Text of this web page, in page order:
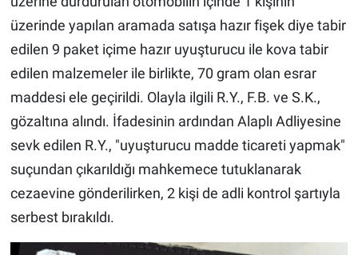
üzerinde yapılan aramada satışa hazır fişek diye tabir
edilen 9 paket içime hazır uyuşturucu ile kova tabir
edilen malzemeler ile birlikte, 70 gram olan esrar
maddesi ele geçirildi. Olayla ilgili R.Y., F.B. ve S.K.,
gözaltına alındı. İfadesinin ardından Alaplı Adliyesine
sevk edilen R.Y., "uyuşturucu madde ticareti yapmak"
suçundan çıkarıldığı mahkemece tutuklanarak
cezaevine gönderilirken, 2 kişi de adli kontrol şartıyla
serbest bırakıldı.